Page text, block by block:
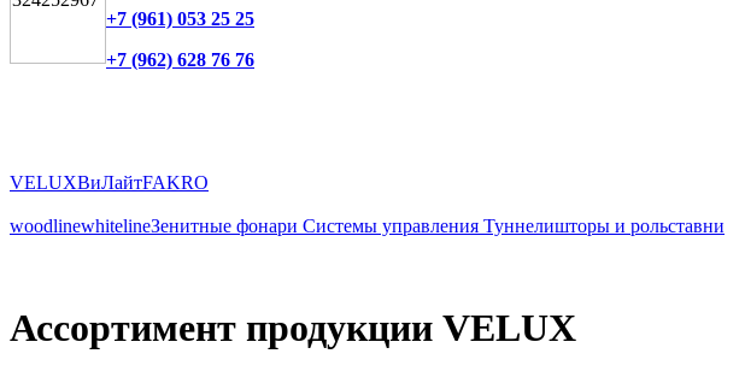
+7 (961) 053 25 25
+7 (962) 628 76 76
VELUXВиЛайтFAKRO
woodlinewhitelineЗенитные фонари Системы управления Туннелишторы и рольставни
Ассортимент продукции VELUX